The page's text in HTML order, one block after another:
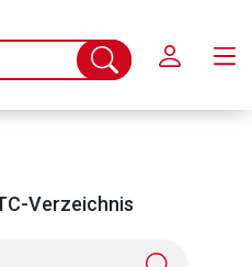
Suche
abschicken
Verzeichnis